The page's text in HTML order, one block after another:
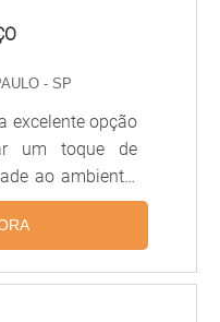
- SP
excelente opção
um toque de
ao ambiente.
madeira é
resistente, além
forro de madeira